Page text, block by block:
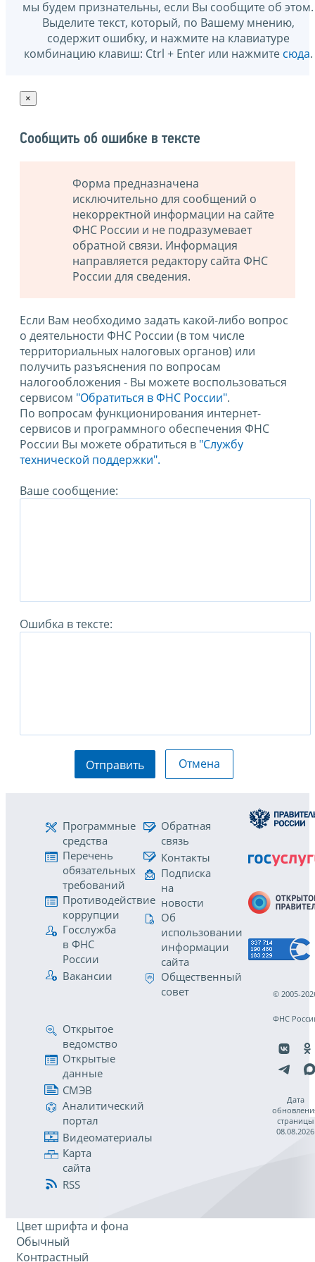
мы будем признательны, если Вы сообщите об этом.
Выделите текст, который, по Вашему мнению,
содержит ошибку, и нажмите на клавиатуре
комбинацию клавиш: Ctrl + Enter или нажмите сюда.
×
Сообщить об ошибке в тексте
Форма предназначена
исключительно для сообщений о
некорректной информации на сайте
ФНС России и не подразумевает
обратной связи. Информация
направляется редактору сайта ФНС
России для сведения.
Если Вам необходимо задать какой-либо вопрос
о деятельности ФНС России (в том числе
территориальных налоговых органов) или
получить разъяснения по вопросам
налогообложения - Вы можете воспользоваться
сервисом "Обратиться в ФНС России".
По вопросам функционирования интернет-
сервисов и программного обеспечения ФНС
России Вы можете обратиться в "Службу
технической поддержки".
Ваше сообщение:
Ошибка в тексте:
Отправить Отмена
Программные
средства
Перечень
обязательных
требований
Противодействие
коррупции
Госслужба
в ФНС
России
Вакансии
Обратная
связь
Контакты
Подписка
на
новости
Об
использовании
информации
сайта
Общественный
совет
Открытое
ведомство
Открытые
данные
СМЭВ
Аналитический
портал
Видеоматериалы
Карта
сайта
RSS
© 2005-
ФНС
Дата
страницы
08.08.2026
Цвет шрифта и фона
Обычный
Контрастный